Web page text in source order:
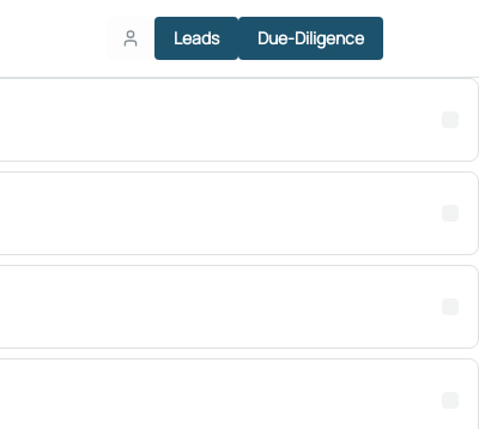
Leads Due-Diligence